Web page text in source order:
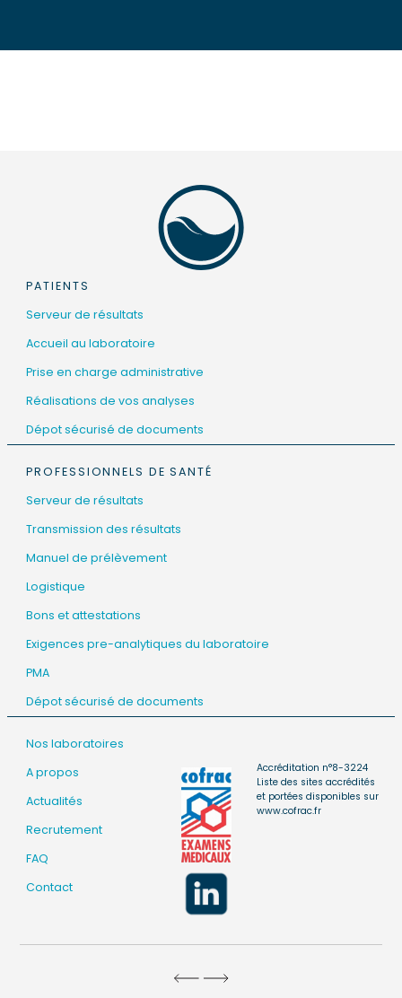
PATIENTS
Serveur de résultats
Accueil au laboratoire
Prise en charge administrative
Réalisations de vos analyses
Dépot sécurisé de documents
PROFESSIONNELS DE SANTÉ
Serveur de résultats
Transmission des résultats
Manuel de prélèvement
Logistique
Bons et attestations
Exigences pre-analytiques du laboratoire
PMA
Dépot sécurisé de documents
Nos laboratoires
A propos
Actualités
Recrutement
FAQ
Contact
Accréditation n°8-3224
Liste des sites accrédités
et portées disponibles sur
www.cofrac.fr